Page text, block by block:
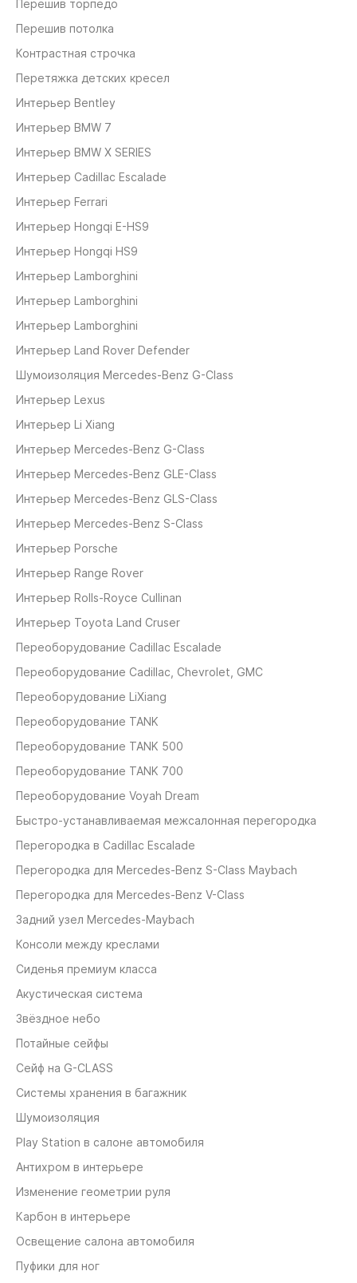
Перешив торпедо
Перешив потолка
Контрастная строчка
Перетяжка детских кресел
Интерьер Bentley
Интерьер BMW 7
Интерьер BMW X SERIES
Интерьер Cadillac Escalade
Интерьер Ferrari
Интерьер Hongqi E-HS9
Интерьер Hongqi HS9
Интерьер Lamborghini
Интерьер Lamborghini
Интерьер Lamborghini
Интерьер Land Rover Defender
Шумоизоляция Mercedes-Benz G-Class
Интерьер Lexus
Интерьер Li Xiang
Интерьер Mercedes-Benz G-Class
Интерьер Mercedes-Benz GLE-Class
Интерьер Mercedes-Benz GLS-Class
Интерьер Mercedes-Benz S-Class
Интерьер Porsche
Интерьер Range Rover
Интерьер Rolls-Royce Cullinan
Интерьер Toyota Land Cruser
Переоборудование Cadillaс Escalade
Переоборудование Cadillaс, Chevrolet, GMC
Переоборудование LiXiang
Переоборудование TANK
Переоборудование TANK 500
Переоборудование TANK 700
Переоборудование Voyah Dream
Быстро-устанавливаемая межсалонная перегородка
Перегородка в Cadillac Escalade
Перегородка для Mercedes-Benz S-Class Maybach
Перегородка для Mercedes-Benz V-Class
Задний узел Mercedes-Maybach
Консоли между креслами
Сиденья премиум класса
Акустическая система
Звёздное небо
Потайные сейфы
Сейф на G-CLASS
Системы хранения в багажник
Шумоизоляция
Play Station в салоне автомобиля
Антихром в интерьере
Изменение геометрии руля
Карбон в интерьере
Освещение салона автомобиля
Пуфики для ног